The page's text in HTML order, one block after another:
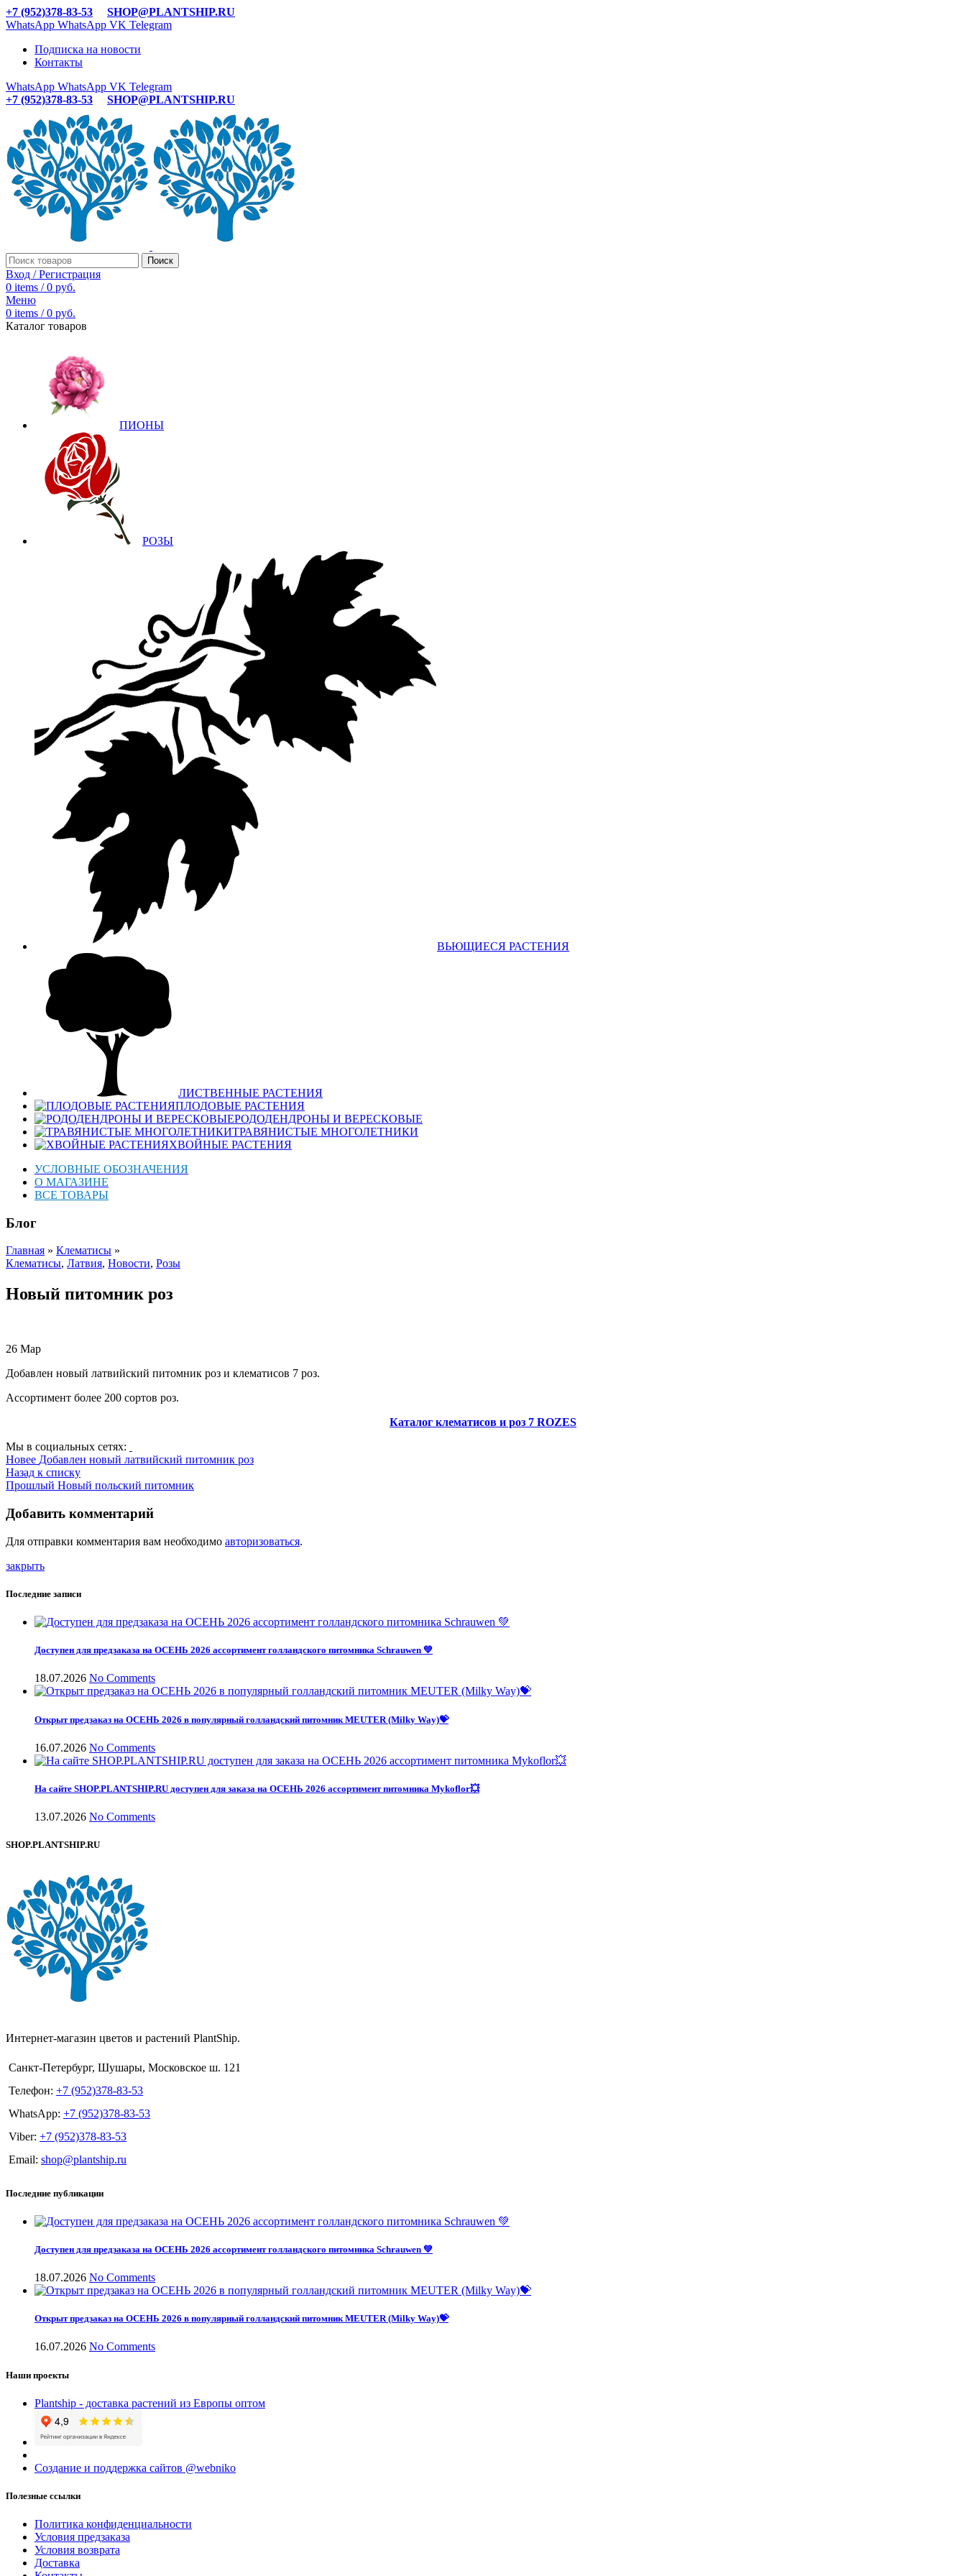
+7 (952)378-83-53
SHOP@PLANTSHIP.RU
WhatsApp WhatsApp VK Telegram
Подписка на новости
Контакты
WhatsApp WhatsApp VK Telegram
+7 (952)378-83-53
SHOP@PLANTSHIP.RU
Поиск
Вход / Регистрация
0 items / 0 руб.
Меню
0 items / 0 руб.
Каталог товаров
ПИОНЫ
РОЗЫ
ВЬЮЩИЕСЯ РАСТЕНИЯ
ЛИСТВЕННЫЕ РАСТЕНИЯ
ПЛОДОВЫЕ РАСТЕНИЯ
РОДОДЕНДРОНЫ И ВЕРЕСКОВЫЕ
ТРАВЯНИСТЫЕ МНОГОЛЕТНИКИ
ХВОЙНЫЕ РАСТЕНИЯ
УСЛОВНЫЕ ОБОЗНАЧЕНИЯ
О МАГАЗИНЕ
ВСЕ ТОВАРЫ
Блог
Главная » Клематисы »
Клематисы, Латвия, Новости, Розы
Новый питомник роз
26 Мар
Добавлен новый латвийский питомник роз и клематисов 7 роз.
Ассортимент более 200 сортов роз.
Каталог клематисов и роз 7 ROZES
Мы в социальных сетях:
Новее Добавлен новый латвийский питомник роз
Назад к списку
Прошлый Новый польский питомник
Добавить комментарий
Для отправки комментария вам необходимо авторизоваться.
закрыть
Последние записи
Доступен для предзаказа на ОСЕНЬ 2026 ассортимент голландского питомника Schrauwen 💚
18.07.2026 No Comments
Открыт предзаказ на ОСЕНЬ 2026 в популярный голландский питомник MEUTER (Milky Way)💝
16.07.2026 No Comments
На сайте SHOP.PLANTSHIP.RU доступен для заказа на ОСЕНЬ 2026 ассортимент питомника Mykoflor💥
13.07.2026 No Comments
SHOP.PLANTSHIP.RU
Интернет-магазин цветов и растений PlantShip.
Санкт-Петербург, Шушары, Московское ш. 121
Телефон: +7 (952)378-83-53
WhatsApp: +7 (952)378-83-53
Viber: +7 (952)378-83-53
Email: shop@plantship.ru
Последние публикации
Доступен для предзаказа на ОСЕНЬ 2026 ассортимент голландского питомника Schrauwen 💚
18.07.2026 No Comments
Открыт предзаказ на ОСЕНЬ 2026 в популярный голландский питомник MEUTER (Milky Way)💝
16.07.2026 No Comments
Наши проекты
Plantship - доставка растений из Европы оптом
Создание и поддержка сайтов @webniko
Полезные ссылки
Политика конфиденциальности
Условия предзаказа
Условия возврата
Доставка